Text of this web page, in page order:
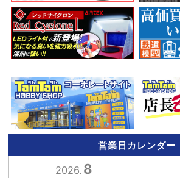
営業日カレンダー
2026. 8